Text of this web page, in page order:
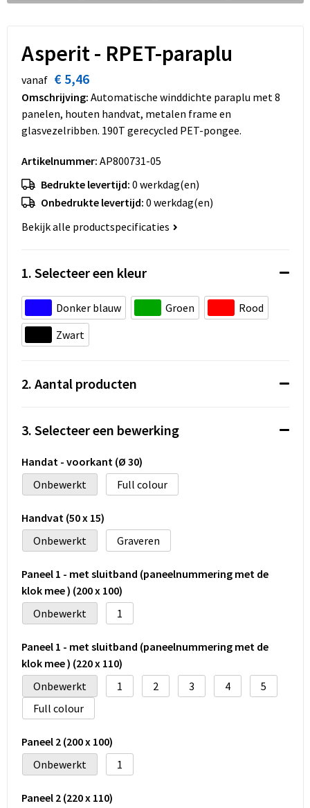
Dekens, Fleecedekens en Kussens
Schoenen
Gilets
Restauranttextiel
Gehoorbescherming
Gereedschap
Sleutelhangers en Lanyards
Spellen voor binnen en buiten
Sport
Vrije tijd en Strand
Opvouwbare tassen
Boodschappentassen
Reistassen
Toilettassen
Koffers en Trolleys
Schoenentassen
Koeltassen en Koelboxen
Accessoires voor tassen
Strandtassen
Laptop hoezen en tassen
Autotassen
Matrozentassen
Kledingtassen
Rugzakken
Asperit - RPET-paraplu
vanaf € 5,46
Omschrijving: Automatische winddichte paraplu met 8
panelen, houten handvat, metalen frame en
glasvezelribben. 190T gerecycled PET-pongee.
Artikelnummer: AP800731-05
Bedrukte levertijd: 0 werkdag(en)
Onbedrukte levertijd: 0 werkdag(en)
Bekijk alle productspecificaties
1. Selecteer een kleur
Donker blauw Groen
Rood
Zwart
2. Aantal producten
3. Selecteer een bewerking
Handat - voorkant (Ø 30)
Onbewerkt
Full colour
Handvat (50 x 15)
Onbewerkt
Graveren
Paneel 1 - met sluitband (paneelnummering met de
klok mee ) (200 x 100)
Onbewerkt
1
Paneel 1 - met sluitband (paneelnummering met de
klok mee ) (220 x 110)
Onbewerkt
1 2 3 4
5
Full colour
Paneel 2 (200 x 100)
Onbewerkt
1
Paneel 2 (220 x 110)